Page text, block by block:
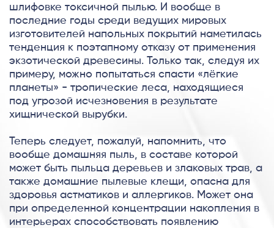
шлифовке токсичной пылью. И вообще в
последние годы среди ведущих мировых
изготовителей напольных покрытий наметилась
тенденция к поэтапному отказу от применения
экзотической древесины. Только так, следуя их
примеру, можно попытаться спасти «лёгкие
планеты» - тропические леса, находящиеся
под угрозой исчезновения в результате
хищнической вырубки.
Теперь следует, пожалуй, напомнить, что
вообще домашняя пыль, в составе которой
может быть пыльца деревьев и злаковых трав, а
также домашние пылевые клещи, опасна для
здоровья астматиков и аллергиков. Может она
при определенной концентрации накопления в
интерьерах способствовать появлению